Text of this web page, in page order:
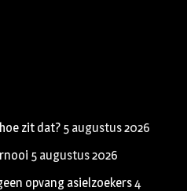
zit dat? 5 augustus 2026
5 augustus 2026
opvang asielzoekers4